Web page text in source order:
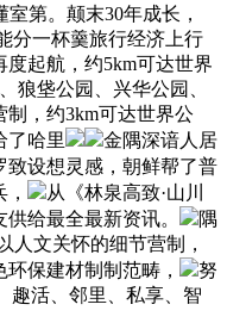
第。颠末30年成长，
分一杯羹旅行经济上行
起航，约5km可达世界
狼垡公园、兴华公园、
，约3km可达世界公
了哈里
金隅深谙人居
致设想灵感，朝鲜帮了普
从《林泉高致·山川
给最全最新资讯。
隅
人文关怀的细节营制，
保建材制制范畴，
努
趣活、邻里、私享、智